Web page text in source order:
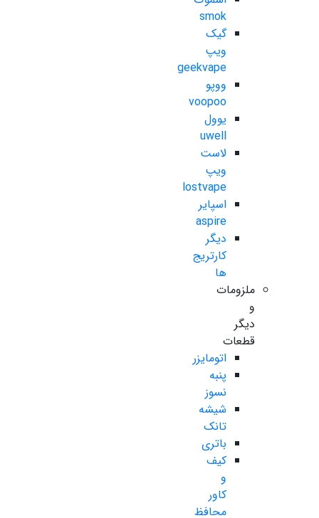
smok
گیک
ویپ
geekvape
ووپو
voopoo
یوول
uwell
لاست
ویپ
lostvape
اسپایر
aspire
دیگر
کارتریج
ها
ملزومات
و
دیگر
قطعات
اتومایزر
پنبه
نسوز
شیشه
تانک
باتری
کیف
و
کاور
محافظ